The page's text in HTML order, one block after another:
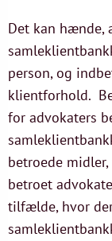
Det kan hænde,
person, og
klientforhold.
for advokaters
betroede
betroet
tilfælde, hvor